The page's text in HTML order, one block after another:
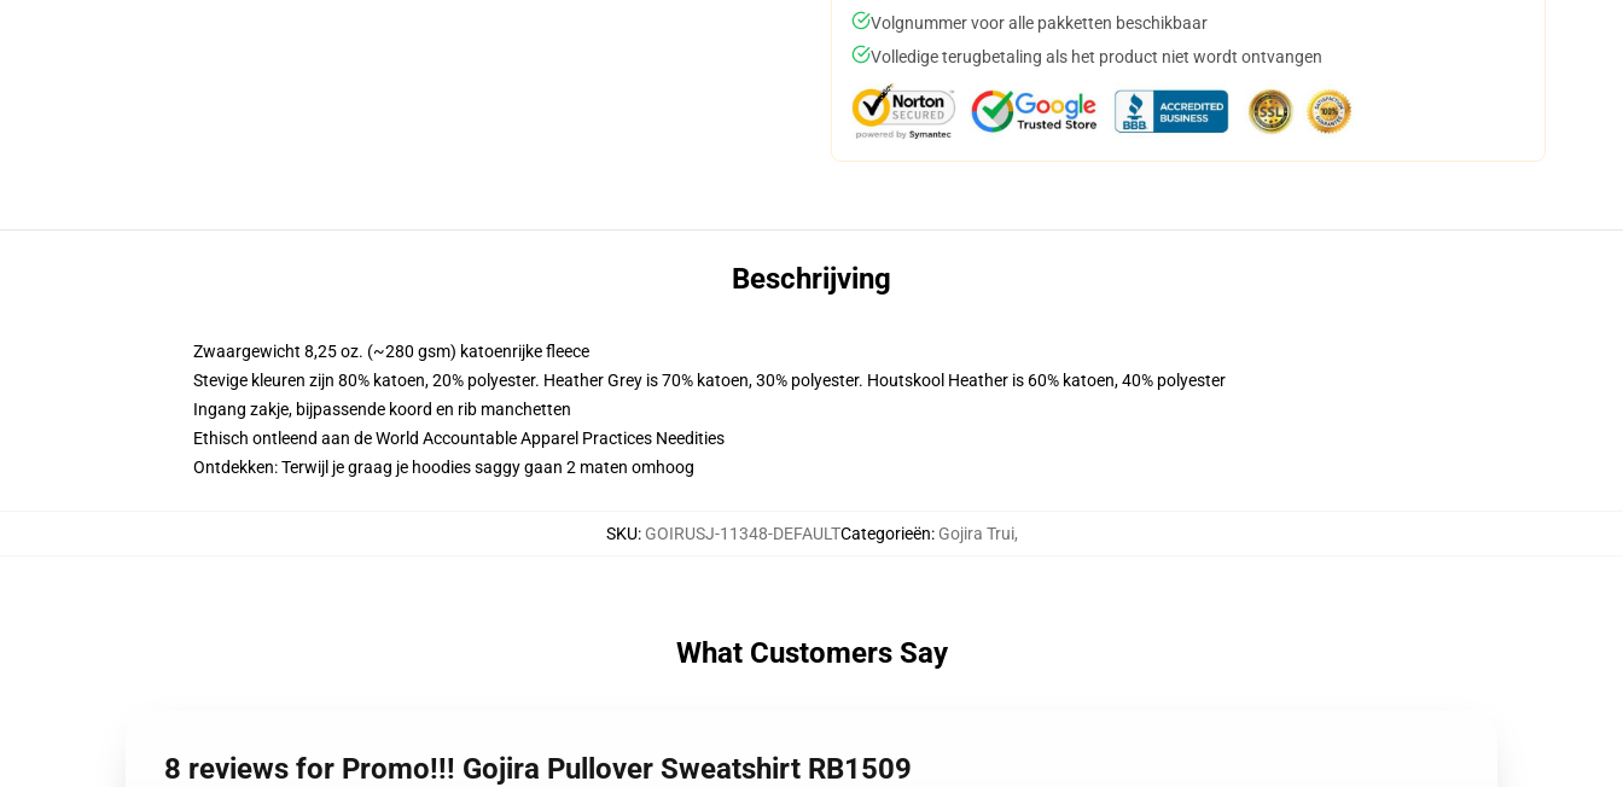
Volgnummer voor alle pakketten beschikbaar
Volledige terugbetaling als het product niet wordt ontvangen
Beschrijving
Zwaargewicht 8,25 oz. (~280 gsm) katoenrijke fleece
Stevige kleuren zijn 80% katoen, 20% polyester. Heather Grey is 70% katoen, 30% polyester. Houtskool Heather is 60% katoen, 40% polyester
Ingang zakje, bijpassende koord en rib manchetten
Ethisch ontleend aan de World Accountable Apparel Practices Needities
Ontdekken: Terwijl je graag je hoodies saggy gaan 2 maten omhoog
SKU: GOIRUSJ-11348-DEFAULTCategorieën: Gojira Trui,
What Customers Say
8 reviews for Promo!!! Gojira Pullover Sweatshirt RB1509